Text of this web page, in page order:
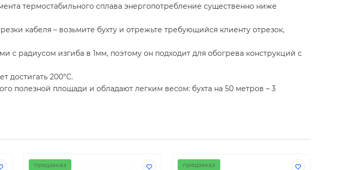
термостабильного сплава энергопотребление существенно ниже
кабеля – возьмите бухту и отрежьте требующийся клиенту отрезок,
с радиусом изгиба в 1мм, поэтому он подходит для обогрева конструкций с
достигать 200°C.
полезной площади и обладают легким весом: бухта на 50 метров – 3
предзаказ предзаказ